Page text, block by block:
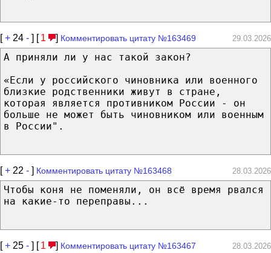
[+ 24 - ] [ 1 ] Комментировать цитату №163469 29.03.2026
А приняли ли у нас такой закон?
«Если у российского чиновника или военного
близкие родственники живут в стране,
которая является противником России - он
больше не может быть чиновником или военным
в России".
[+ 22 - ] Комментировать цитату №163468 28.03.2026
Чтобы коня не поменяли, он всё время рвался
на какие-то переправы...
[+ 25 - ] [ 1 ] Комментировать цитату №163467 28.03.2026